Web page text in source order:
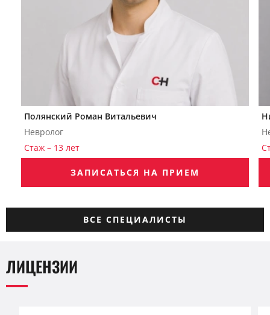
Полянский Роман Витальевич
Невролог
Стаж – 13 лет
ЗАПИСАТЬСЯ НА ПРИЕМ
ВСЕ СПЕЦИАЛИСТЫ
ЛИЦЕНЗИИ